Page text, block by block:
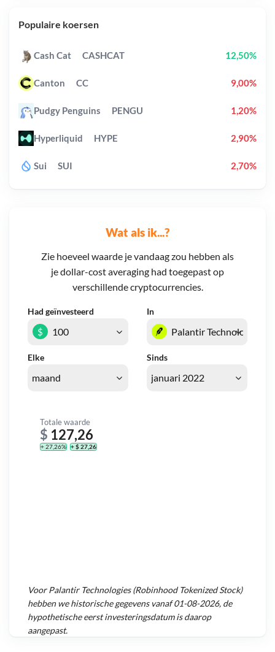
Wat als ik...?
Zie hoeveel waarde je vandaag zou hebben als
je dollar-cost averaging had toegepast op
verschillende cryptocurrencies.
Had geïnvesteerd In
Elke Sinds
$
Totale waarde
$ 127,26
+ 27,26% + $ 27,26
VoorPalantir Technologies (Robinhood Tokenized Stock)
hebben we historische gegevens vanaf01-08-2026, de
hypothetische eerst investeringsdatum is daarop
aangepast.
Populaire koersen
Cash Cat CASHCAT 12,50%
Canton CC 9,00%
Pudgy Penguins PENGU 1,20%
Hyperliquid HYPE 2,90%
Sui SUI 2,70%